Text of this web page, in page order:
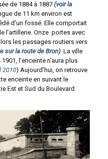
de 1884 à 1887 (voir la
de 11 km environ est
d’un fossé. Elle comportait
l’artillerie. Onze portes avec
les passages routiers vers
sur la route de Bron). La ville
l’enceinte n’aura plus
2010) Aujourd’hui, on retrouve
enceinte en suivant le
Est et Sud du Boulevard